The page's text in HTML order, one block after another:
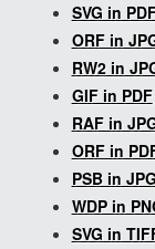
SVG in
ORF in
RW2 in
GIF in PDF
RAF in
ORF in
PSB in JPG
WDP in
SVG in